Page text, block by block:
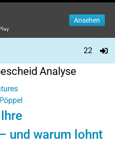
Ansehen
22
Analyse
und warum lohnt